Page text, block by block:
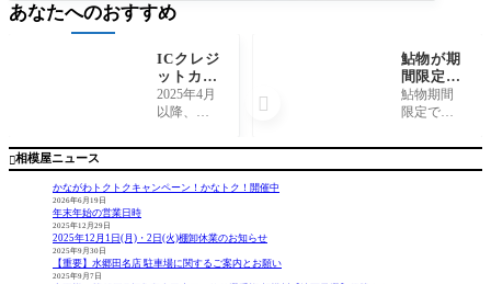
相模屋ニュース
かながわトクトクキャンペーン！かなトク！開催中
2026年6月19日
年末年始の営業日時
2025年12月29日
2025年12月1日(月)・2日(火)棚卸休業のお知らせ
2025年9月30日
【重要】水郷田名店 駐車場に関するご案内とお願い
2025年9月7日
あなたへのおすすめ
ICクレジ
ットカー
ドサイン
認証廃止
ご案内
2025年4月
以降、ク
カードの
ン・署
止されて
今後は
鮎物が期
間限定で
お買い
得！で
鮎物期間
限定でお
025年8月9
